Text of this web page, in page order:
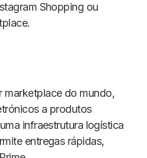
Shopping ou
marketplace do mundo,
a produtos
infraestrutura logística
entregas rápidas,